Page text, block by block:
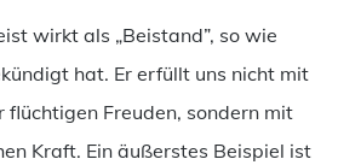
wirkt als „Beistand”, so wie
hat. Er erfüllt uns nicht mit
flüchtigen Freuden, sondern mit
Kraft. Ein äußerstes Beispiel ist